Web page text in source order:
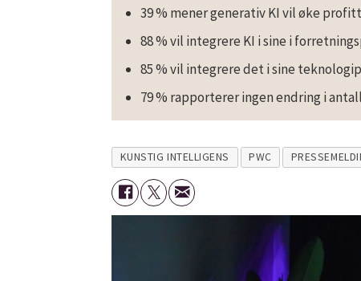
39 % mener generativ KI vil øke
88 % vil integrere KI i sine i
85 % vil integrere det i sine
79 % rapporterer ingen endring i
KUNSTIG INTELLIGENS PWC